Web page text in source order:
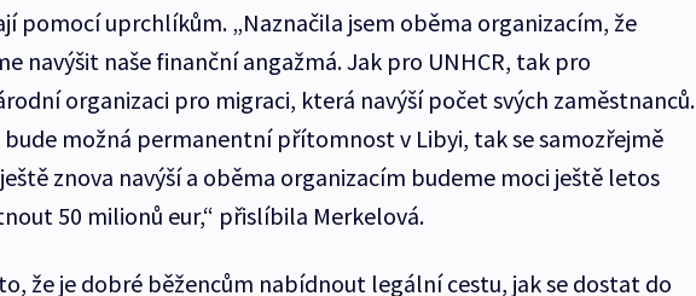
pomocí uprchlíkům. „Naznačila jsem oběma organizacím, že
navýšit naše finanční angažmá. Jak pro UNHCR, tak pro
organizaci pro migraci, která navýší počet svých zaměstnanců.
bude možná permanentní přítomnost v Libyi, tak se samozřejmě
znova navýší a oběma organizacím budeme moci ještě letos
50 milionů eur,“ přislíbila Merkelová.
že je dobré běžencům nabídnout legální cestu, jak se dostat do